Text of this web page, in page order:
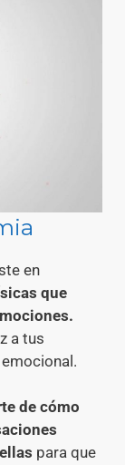
en
que
a tus
de cómo
para que